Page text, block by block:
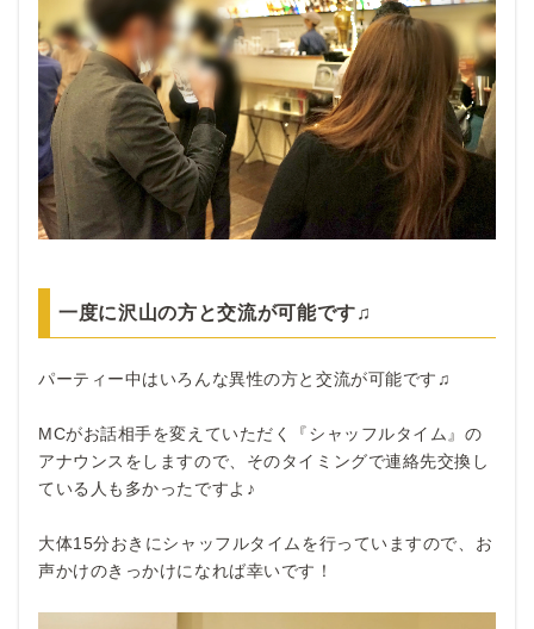
一度に沢山の方と交流が可能です♫
パーティー中はいろんな異性の方と交流が可能です♫
MCがお話相手を変えていただく『シャッフルタイム』の
アナウンスをしますので、そのタイミングで連絡先交換し
ている人も多かったですよ♪
大体15分おきにシャッフルタイムを行っていますので、お
声かけのきっかけになれば幸いです！